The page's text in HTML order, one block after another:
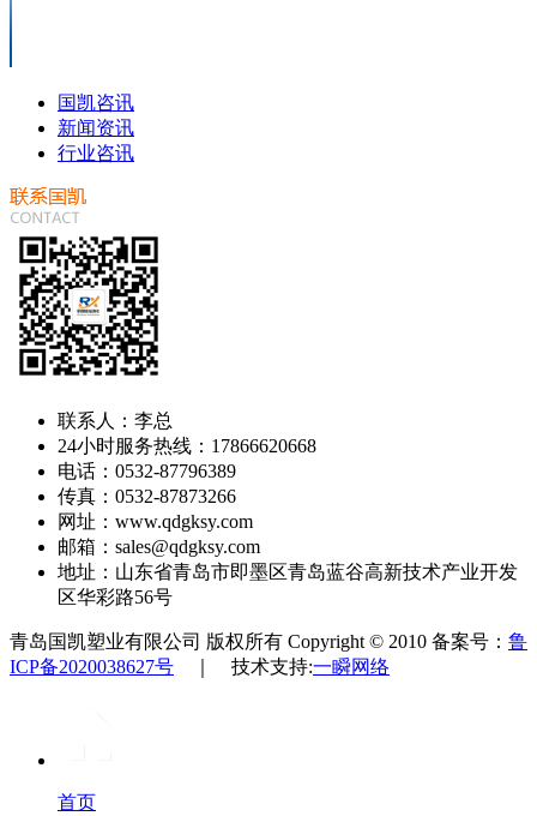
国凯咨讯
新闻资讯
行业咨讯
联系人：李总
24小时服务热线：17866620668
电话：0532-87796389
传真：0532-87873266
网址：www.qdgksy.com
邮箱：sales@qdgksy.com
地址：山东省青岛市即墨区青岛蓝谷高新技术产业开发
区华彩路56号
青岛国凯塑业有限公司 版权所有 Copyright © 2010 备案号： 鲁
ICP备2020038627号 ｜ 技术支持:一瞬网络
首页